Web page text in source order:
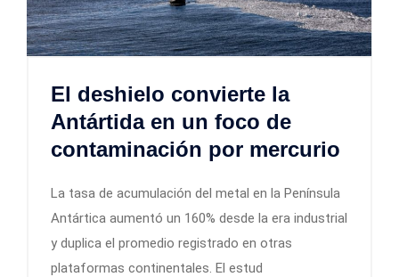
El deshielo convierte la
Antártida en un foco de
contaminación por mercurio
La tasa de acumulación del metal en la Península
Antártica aumentó un 160% desde la era industrial
y duplica el promedio registrado en otras
plataformas continentales. El estud